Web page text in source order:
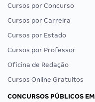
Cursos por Concurso
Cursos por Carreira
Cursos por Estado
Cursos por Professor
Oficina de Redação
Cursos Online Gratuitos
CONCURSOS PÚBLICOS EM